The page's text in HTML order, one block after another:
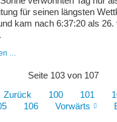
für seinen längsten
kam nach 6:37:20 als 26.
…
Bärenfels
Seite 103 von 107
Zurück 100 101
106 Vorwärts